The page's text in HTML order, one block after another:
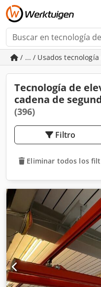
/ ... / Usados
Tecnología de
cadena de
(396)
Filtro
Eliminar todos los